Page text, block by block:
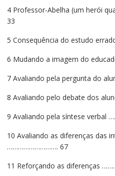
4 Professor-Abelha (um herói
33
5 Consequência do estudo
6 Mudando a imagem do
7 Avaliando pela pergunta do
8 Avaliando pelo debate dos
9 Avaliando pela síntese verbal
10 Avaliando as diferenças das
………………………. 67
11 Reforçando as diferenças